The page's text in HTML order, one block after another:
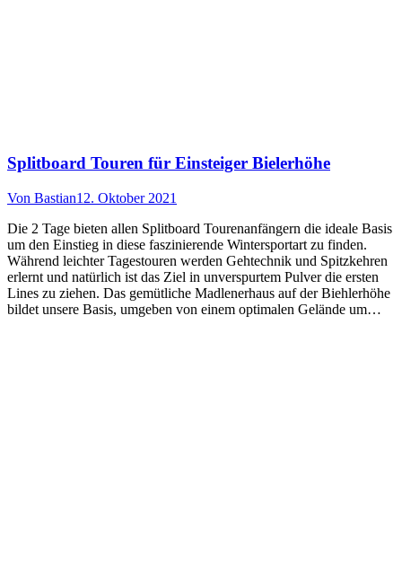
Splitboard Touren für Einsteiger Bielerhöhe
Von Bastian12. Oktober 2021
Die 2 Tage bieten allen Splitboard Tourenanfängern die ideale Basis
um den Einstieg in diese faszinierende Wintersportart zu finden.
Während leichter Tagestouren werden Gehtechnik und Spitzkehren
erlernt und natürlich ist das Ziel in unverspurtem Pulver die ersten
Lines zu ziehen. Das gemütliche Madlenerhaus auf der Biehlerhöhe
bildet unsere Basis, umgeben von einem optimalen Gelände um…